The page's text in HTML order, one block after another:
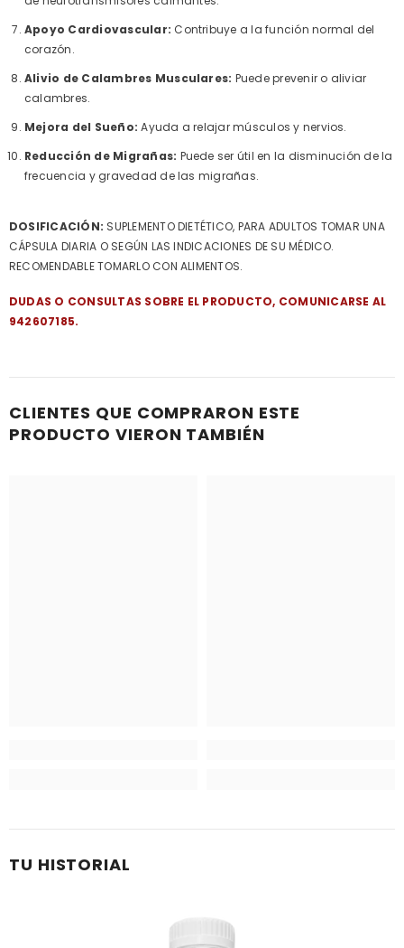
Apoyo Cardiovascular: Contribuye a la función normal del
corazón.
Alivio de Calambres Musculares: Puede prevenir o aliviar
calambres.
Mejora del Sueño: Ayuda a relajar músculos y nervios.
Reducción de Migrañas: Puede ser útil en la disminución de la
frecuencia y gravedad de las migrañas.
DOSIFICACIÓN: SUPLEMENTO DIETÉTICO, PARA ADULTOS TOMAR UNA
CÁPSULA DIARIA O SEGÚN LAS INDICACIONES DE SU MÉDICO.
RECOMENDABLE TOMARLO CON ALIMENTOS.
DUDAS O CONSULTAS SOBRE EL PRODUCTO, COMUNICARSE AL
942607185.
CLIENTES QUE COMPRARON ESTE
PRODUCTO VIERON TAMBIÉN
TU HISTORIAL